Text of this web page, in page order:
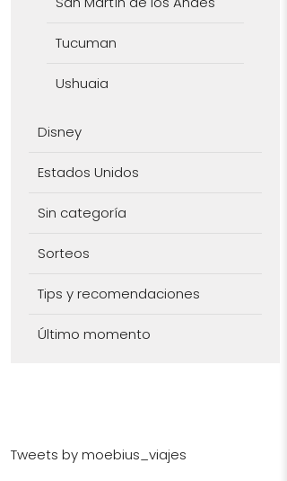
Tucuman
Ushuaia
Disney
Estados Unidos
Sin categoría
Sorteos
Tips y recomendaciones
Último momento
Tweets by moebius_viajes